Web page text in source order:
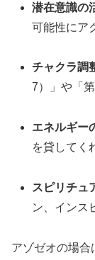
潜在意識の
可能性にア
チャクラ調
7）」や「
エネルギー
を貸してく
スピリチュ
ン、インス
アゾゼオの場合